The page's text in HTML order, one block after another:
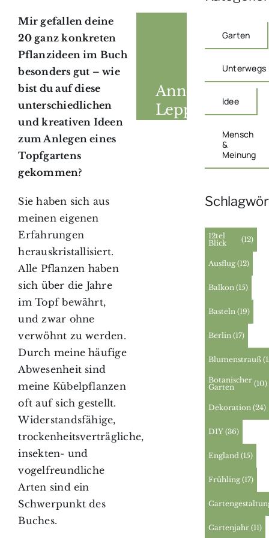
Mir gefallen deine
20 ganz konkreten
Pflanzideen im Buch
besonders gut – wie
bist du auf diese
unterschiedlichen
und kreativen Ideen
zum Anlegen eines
Topfgartens
gekommen?
Sie haben sich aus
meinen eigenen
Erfahrungen
herauskristallisiert.
Alle Pflanzen haben
sich über die Jahre
im Topf bewährt,
und zwar ohne
verwöhnt zu werden.
Durch meine häufige
Abwesenheit sind
meine Kübelpflanzen
oft auf sich gestellt.
Widerstandsfähige,
trockenheitsverträgliche,
insekten- und
vogelfreundliche
Arten sind ein
Schwerpunkt des
Buches.
Annette
Lepple:
Garten
Unterwegs
Idee
Mensch
&
Meinung
12tel
Blick
(12)
Ausflug (12)
Balkon (15)
Basteln (19)
Berlin (17)
Blumenstrauß
Botanischer
Garten
(10)
Dekoration (24)
DIY (36)
England (15)
Frühling (17)
Gartenjahr (11)